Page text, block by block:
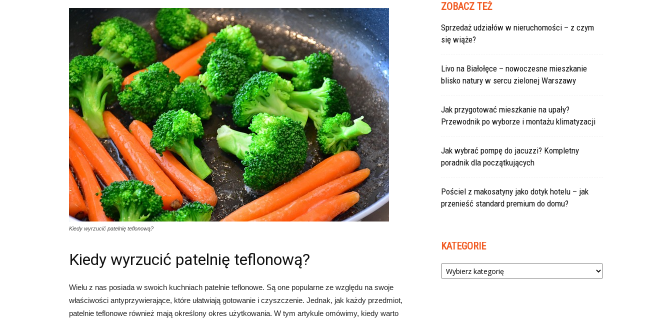
Kiedy wyrzucić patelnię teflonową?
Kiedy wyrzucić patelnię teflonową?
Wielu z nas posiada w swoich kuchniach patelnie teflonowe. Są one popularne ze względu na swoje
właściwości antyprzywierające, które ułatwiają gotowanie i czyszczenie. Jednak, jak każdy przedmiot,
patelnie teflonowe również mają określony okres użytkowania. W tym artykule omówimy, kiedy warto
ZOBACZ TEŻ
Sprzedaż udziałów w nieruchomości – z czym
się wiąże?
Livo na Białołęce – nowoczesne mieszkanie
blisko natury w sercu zielonej Warszawy
Jak przygotować mieszkanie na upały?
Przewodnik po wyborze i montażu klimatyzacji
Jak wybrać pompę do jacuzzi? Kompletny
poradnik dla początkujących
Pościel z makosatyny jako dotyk hotelu – jak
przenieść standard premium do domu?
KATEGORIE
Kategorie